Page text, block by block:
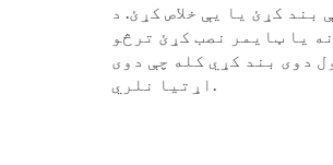
بند کړئ یا یې خلاص کړئ. د
یا ټایمر نصب کړئ ترڅو
دوی بند کړي کله چې دوی
اړتیا نلري.